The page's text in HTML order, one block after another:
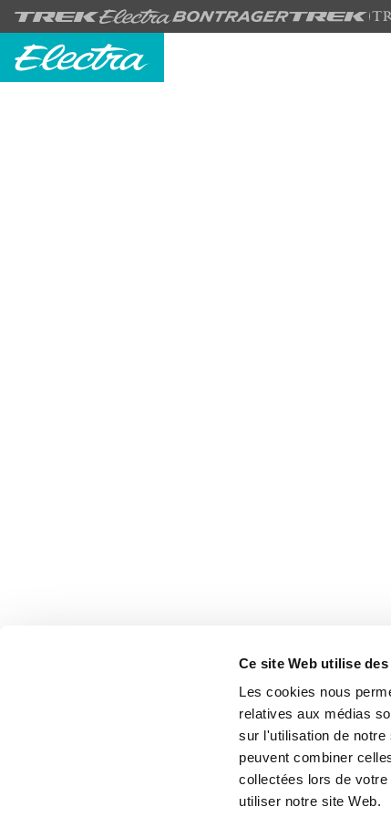
Ce site Web utilise
Les cookies nous
relatives aux médias
sur l'utilisation de
peuvent combiner
collectées lors de
utiliser notre site Web.